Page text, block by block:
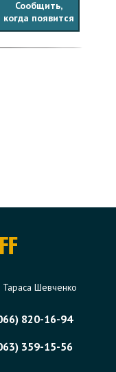
Сообщить,
когда появится
Тараса Шевченко
820-16-94
359-15-56